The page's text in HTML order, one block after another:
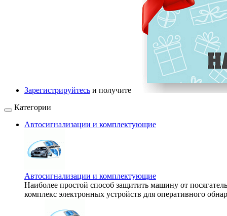
Зарегистрируйтесь и получите
Категории
Автосигнализации и комплектующие
Автосигнализации и комплектующие
Наиболее простой способ защитить машину от
комплекс электронных устройств для оперативного